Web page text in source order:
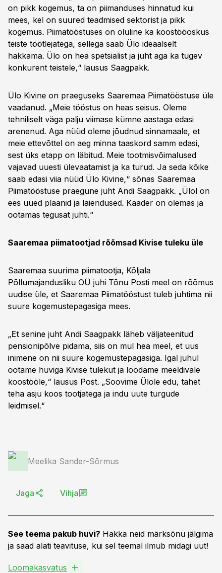
on pikk kogemus, ta on piimanduses hinnatud kui
mees, kel on suured teadmised sektorist ja pikk
kogemus. Piimatööstuses on oluline ka koostööoskus
teiste töötlejatega, sellega saab Ülo ideaalselt
hakkama. Ülo on hea spetsialist ja juht aga ka tugev
konkurent teistele,“ lausus Saagpakk.
Ülo Kivine on praeguseks Saaremaa Piimatööstuse üle
vaadanud. „Meie tööstus on heas seisus. Oleme
tehniliselt väga palju viimase kümne aastaga edasi
arenenud. Aga nüüd oleme jõudnud sinnamaale, et
meie ettevõttel on aeg minna taaskord samm edasi,
sest üks etapp on läbitud. Meie tootmisvõimalused
vajavad uuesti ülevaatamist ja ka turud. Ja seda kõike
saab edasi viia nüüd Ülo Kivine,“ sõnas Saaremaa
Piimatööstuse praegune juht Andi Saagpakk. „Ülol on
ees uued plaanid ja laiendused. Kaader on olemas ja
ootamas tegusat juhti.“
Saaremaa piimatootjad rõõmsad Kivise tuleku üle
Saaremaa suurima piimatootja, Kõljala
Põllumajandusliku OÜ juhi Tõnu Posti meel on rõõmus
uudise üle, et Saaremaa Piimatööstust tuleb juhtima nii
suure kogemustepagasiga mees.
„Et senine juht Andi Saagpakk läheb väljateenitud
pensionipõlve pidama, siis on mul hea meel, et uus
inimene on nii suure kogemustepagasiga. Igal juhul
ootame huviga Kivise tulekut ja loodame meeldivale
koostööle,“ lausus Post. „Soovime Ülole edu, tahet
teha asju koos tootjatega ja indu uute turgude
leidmisel.“
Meelika Sander-Sõrmus
Jaga Vihja
See teema pakub huvi? Hakka neid märksõnu jälgima
ja saad alati teavituse, kui sel teemal ilmub midagi uut!
Loomakasvatus